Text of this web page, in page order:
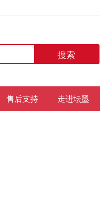
搜索
售后支持 走进坛墨